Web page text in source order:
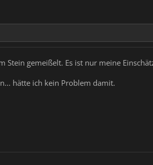
Stein gemeißelt. Es ist nur meine
hätte ich kein Problem damit.